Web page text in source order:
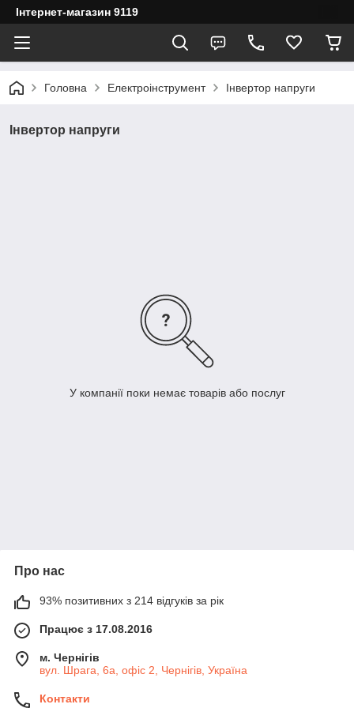
Інтернет-магазин 9119
Головна Електроінструмент Інвертор напруги
Інвертор напруги
У компанії поки немає товарів або послуг
Про нас
93% позитивних з 214 відгуків за рік
Працює з 17.08.2016
м. Чернігів
вул. Шрага, 6а, офіс 2, Чернігів, Україна
Контакти